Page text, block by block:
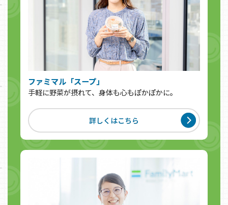
ファミマル「スープ」
手軽に野菜が摂れて、身体も心もぽかぽかに。
詳しくはこちら